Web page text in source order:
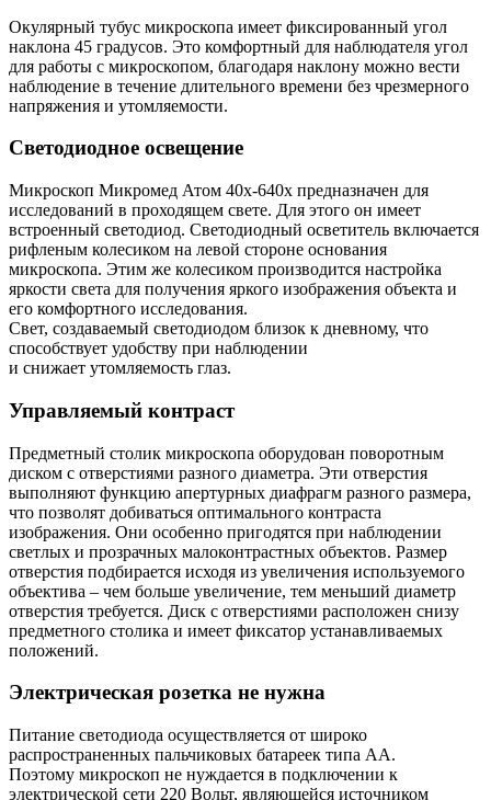
Окулярный тубус микроскопа имеет фиксированный угол
наклона 45 градусов. Это комфортный для наблюдателя угол
для работы с микроскопом, благодаря наклону можно вести
наблюдение в течение длительного времени без чрезмерного
напряжения и утомляемости.
Светодиодное освещение
Микроскоп Микромед Атом 40x-640x предназначен для
исследований в проходящем свете. Для этого он имеет
встроенный светодиод. Светодиодный осветитель включается
рифленым колесиком на левой стороне основания
микроскопа. Этим же колесиком производится настройка
яркости света для получения яркого изображения объекта и
его комфортного исследования.
Свет, создаваемый светодиодом близок к дневному, что
способствует удобству при наблюдении
и снижает утомляемость глаз.
Управляемый контраст
Предметный столик микроскопа оборудован поворотным
диском с отверстиями разного диаметра. Эти отверстия
выполняют функцию апертурных диафрагм разного размера,
что позволят добиваться оптимального контраста
изображения. Они особенно пригодятся при наблюдении
светлых и прозрачных малоконтрастных объектов. Размер
отверстия подбирается исходя из увеличения используемого
объектива – чем больше увеличение, тем меньший диаметр
отверстия требуется. Диск с отверстиями расположен снизу
предметного столика и имеет фиксатор устанавливаемых
положений.
Электрическая розетка не нужна
Питание светодиода осуществляется от широко
распространенных пальчиковых батареек типа АА.
Поэтому микроскоп не нуждается в подключении к
электрической сети 220 Вольт, являющейся источником